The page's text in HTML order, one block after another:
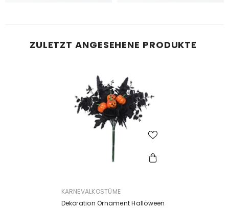
ZULETZT ANGESEHENE PRODUKTE
ANBIETER:
KARNEVALKOSTÜME
Dekoration Ornament Halloween